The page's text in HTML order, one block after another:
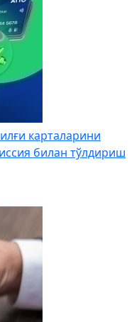
карталарини
билан тўлдириш